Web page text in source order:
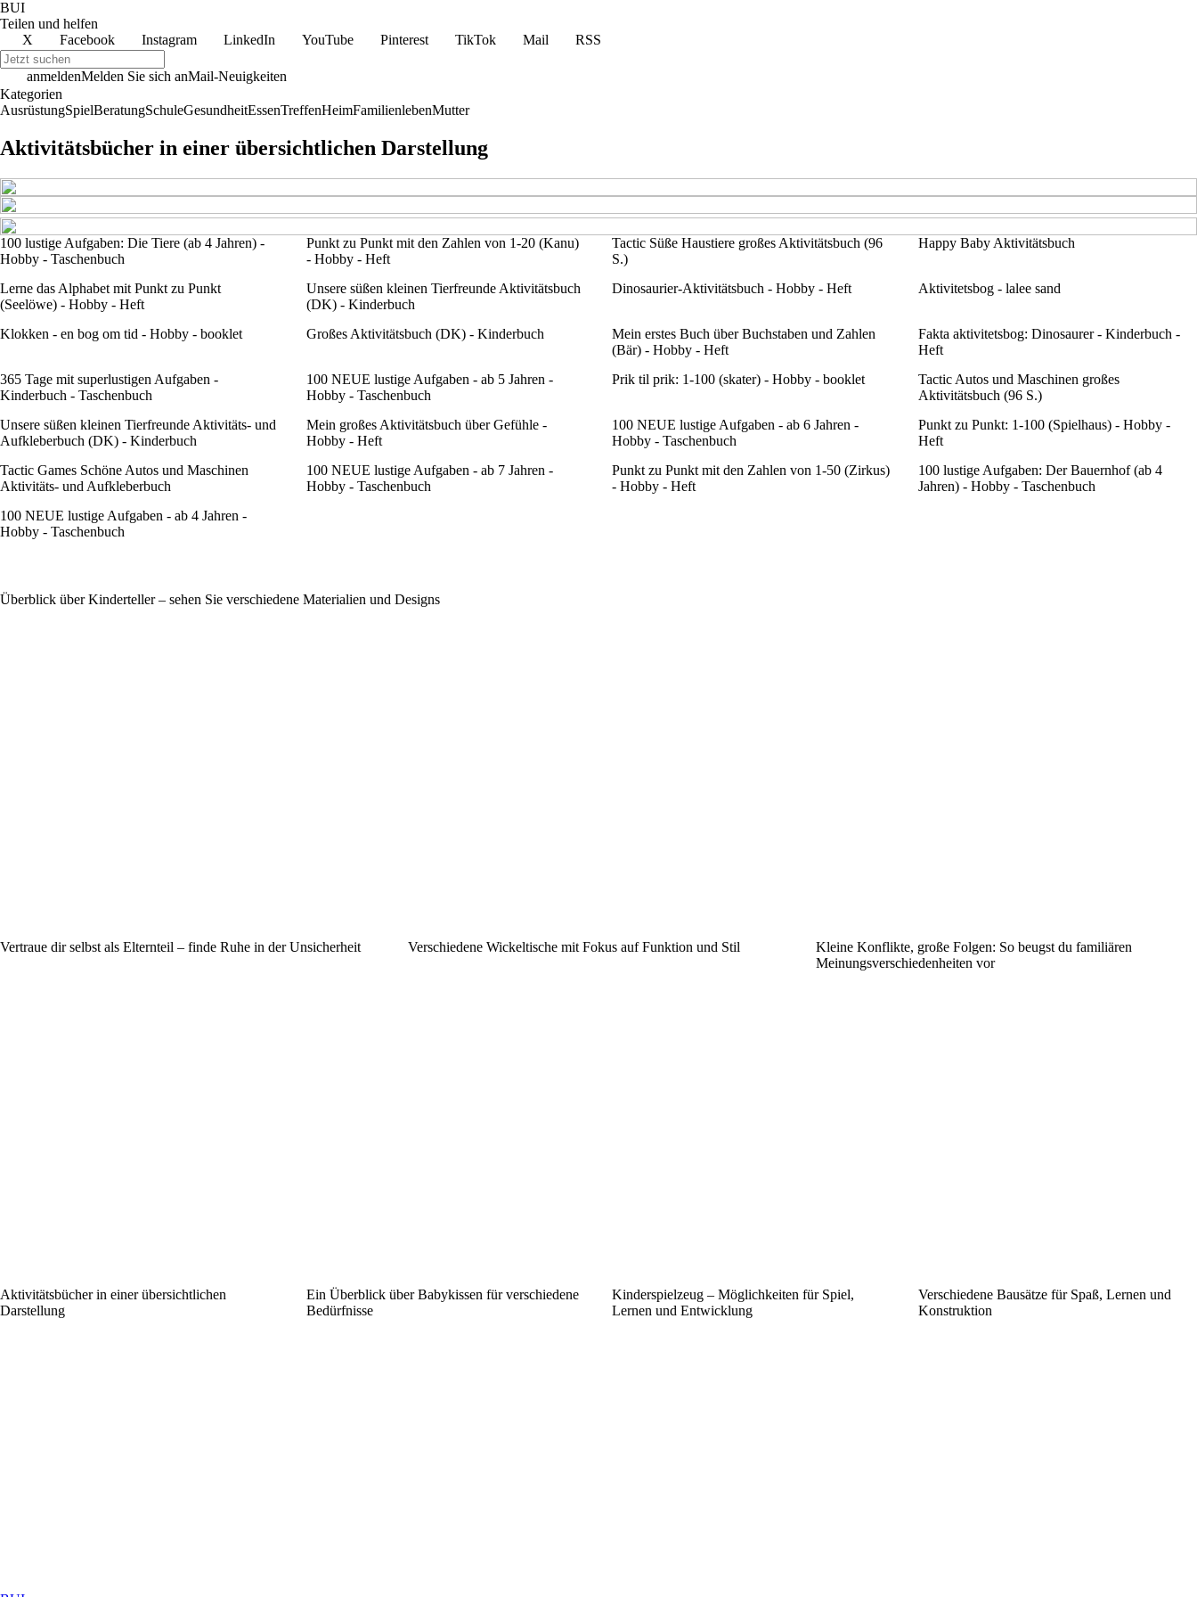
BUI
Teilen und helfen
X
Facebook Instagram LinkedIn YouTube Pinterest TikTok Mail RSS
anmeldenMelden Sie sich anMail-Neuigkeiten
Kategorien
AusrüstungSpielBeratungSchuleGesundheitEssenTreffenHeimFamilienlebenMutter
Aktivitätsbücher in einer übersichtlichen Darstellung
100 lustige Aufgaben: Die Tiere (ab 4 Jahren) -
Hobby - Taschenbuch
Punkt zu Punkt mit den Zahlen von 1-20 (Kanu)
- Hobby - Heft
Tactic Süße Haustiere großes Aktivitätsbuch (96
S.)
Happy Baby Aktivitätsbuch
Lerne das Alphabet mit Punkt zu Punkt
(Seelöwe) - Hobby - Heft
Unsere süßen kleinen Tierfreunde Aktivitätsbuch
(DK) - Kinderbuch
Dinosaurier-Aktivitätsbuch - Hobby - Heft Aktivitetsbog - lalee sand
Klokken - en bog om tid - Hobby - booklet Großes Aktivitätsbuch (DK) - Kinderbuch
Mein erstes Buch über Buchstaben und Zahlen
(Bär) - Hobby - Heft
Fakta aktivitetsbog: Dinosaurer - Kinderbuch -
Heft
365 Tage mit superlustigen Aufgaben -
Kinderbuch - Taschenbuch
100 NEUE lustige Aufgaben - ab 5 Jahren -
Hobby - Taschenbuch
Prik til prik: 1-100 (skater) - Hobby - booklet
Tactic Autos und Maschinen großes
Aktivitätsbuch (96 S.)
Unsere süßen kleinen Tierfreunde Aktivitäts- und
Aufkleberbuch (DK) - Kinderbuch
Mein großes Aktivitätsbuch über Gefühle -
Hobby - Heft
100 NEUE lustige Aufgaben - ab 6 Jahren -
Hobby - Taschenbuch
Punkt zu Punkt: 1-100 (Spielhaus) - Hobby -
Heft
Tactic Games Schöne Autos und Maschinen
Aktivitäts- und Aufkleberbuch
100 NEUE lustige Aufgaben - ab 7 Jahren -
Hobby - Taschenbuch
Punkt zu Punkt mit den Zahlen von 1-50 (Zirkus)
- Hobby - Heft
100 lustige Aufgaben: Der Bauernhof (ab 4
Jahren) - Hobby - Taschenbuch
100 NEUE lustige Aufgaben - ab 4 Jahren -
Hobby - Taschenbuch
Überblick über Kinderteller – sehen Sie verschiedene Materialien und Designs
Vertraue dir selbst als Elternteil – finde Ruhe in der Unsicherheit Verschiedene Wickeltische mit Fokus auf Funktion und Stil
Kleine Konflikte, große Folgen: So beugst du familiären
Meinungsverschiedenheiten vor
Aktivitätsbücher in einer übersichtlichen
Darstellung
Ein Überblick über Babykissen für verschiedene
Bedürfnisse
Kinderspielzeug – Möglichkeiten für Spiel,
Lernen und Entwicklung
Verschiedene Bausätze für Spaß, Lernen und
Konstruktion